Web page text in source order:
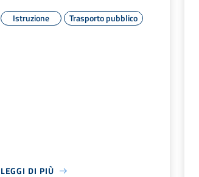
Istruzione Trasporto pubblico
LEGGI DI PIÙ